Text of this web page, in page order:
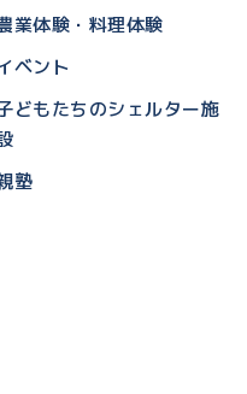
業体験・料理体験
ベント
どもたちのシェルター施
塾